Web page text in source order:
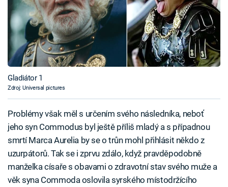
Gladiátor 1
Zdroj: Universal pictures
Problémy však měl s určením svého následníka, neboť
jeho syn Commodus byl ještě příliš mladý a s případnou
smrtí Marca Aurelia by se o trůn mohl přihlásit někdo z
uzurpátorů. Tak se i zprvu zdálo, když pravděpodobně
manželka císaře s obavami o zdravotní stav svého muže a
věk syna Commoda oslovila syrského místodržícího